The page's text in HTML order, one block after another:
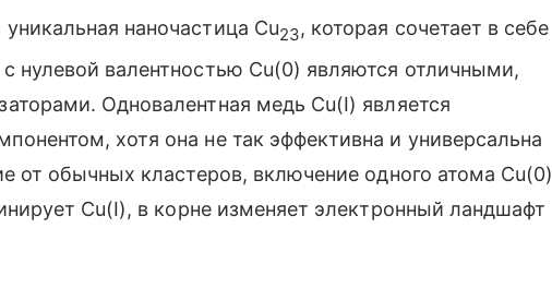
наночастица Cu23, которая сочетает в себе
нулевой валентностью Cu(0) являются отличными,
Одновалентная медь Cu(I) является
хотя она не так эффективна и универсальна
от обычных кластеров, включение одного атома Cu(0)
Cu(I), в корне изменяет электронный ландшафт